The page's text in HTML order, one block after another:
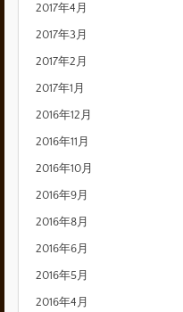
2017年4月
2017年3月
2017年2月
2017年1月
2016年12月
2016年11月
2016年10月
2016年9月
2016年8月
2016年6月
2016年5月
2016年4月